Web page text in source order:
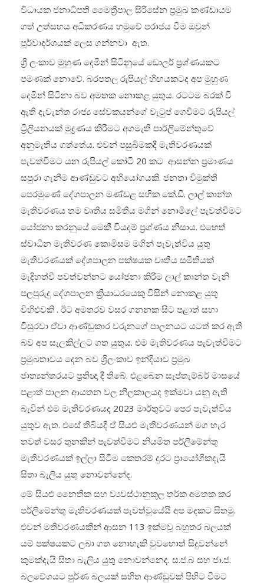
විධායක ජනාධිපති මෛත්‍රීපාල සිරිසේන ප්‍රමුඛ කණ්ඩායම
ගත් උත්සහය අධිකරණය හමුවේ පරාජය වීම ඔවුන්
පූර්වාදර්ශයක් ලෙස ගන්නවා ඇත.
ශ්‍රී ලංකාව මුහුණ දෙමින් සිටිනුයේ ඩොලර් ප්‍රශ්ණයකට
පමණක් නොවේ. බරපතල රුපියල් හිඟයකටද අප මුහුණ
දෙමින් සිටිනා බව අමතක නොකළ යුතුය. රටටම බරක් වී
ඇති දැවැන්ත රාජ්‍ය සේවකයන්ගේ වැටුප් ගෙවීමට රුපියල්
ට්‍රිලියනයක් මුද්‍රණය කිරීමට අගමැති පාර්ලිමේන්තුවේ
අනුමැතිය ගත්තේය. එවන් පසුබිමකදී මැතිවරණයක්
පැවත්වීමට යන රුපියල් කෝටි 20 කට ආසන්න ප්‍රමාණය
සපුරා ගැනීම ආණ්ඩුවට අභියෝගයකි. ජනතා විමුක්ති
පෙරමුණේ දේශපාලන මණ්ඩළ සභික කේ.ඩී. ලාල් කාන්ත
මැතිවරණය තම වෘතීය සමිතිය මගින් නොමිලේ පැවත්වීමට
යෝජනා කරනුයේ මෙකී වියදම් ප්‍රශ්ණය නිසාය. එහෙත්
ස්වාධීන මැතිවරණ කොමිසම මගින් පැවැත්විය යුතු
මැතිවරණයක් දේශපාලන පක්ෂයක වෘතීය සමිතියක්
මැදිහත්වී පවත්වන්නට යෝජනා කිරීම ලාල් කාන්ත වැනි
පලපුරුදු දේශපාලන ක්‍රියාධරයෙකු විසින් නොකළ යුතු
විහිළුවකි . ඊට අමතරව වසර ගනනක සිට පළාත් සභා
විසුරවා ඒවා ආණ්ඩුකාර වරුනගේ පාලනයට යටත් කර ඇති
බව අප සැලකිල්ලට ගත යුතුය. එම මැතිවරණය පැවැත්වීමට
ප්‍රමුඛතාවය දෙන බව ශ්‍රිලංකාව ඉන්දියාව ප්‍රමුඛ
ජාත්‍යන්තරයට ප්‍රතිඥා දී තිබේ. එළබෙන සැප්තැම්බර් මාසයේ
පළාත් පාලන ආයතන වල නිලකාලයද ඉක්මවා යනු ඇති
බැවින් එම මැතිවරණයද 2023 මාර්තුවට පෙර පැවැත්විය
යුතුව ඇත. එසේ තිබියදී ඒ සියළු මැතිවරණයන් මග හැර
තවත් වසර තුනකින් පැවත්වීමට නියමිත පර්ලිමේන්තු
මැතිවරණයක් ඉල්ලා සිටීම කෙතරම් දුරට ප්‍රායෝගිකදැයි
සිතා බැලිය යුතු නොවන්නේද.
මේ සියළු නෛතික සහ ව්‍යවස්ථානුකූල ත‍ර්ක අමතක කර
පර්ලිමේන්තු මැතිවරණයක් පැවත්වූයේයි අප මදකට සිතමු.
එවන් මතිවරණයකින් ආසන 113 ඉක්මවූ බහුතර බලයක්
යම් පක්ෂයකට ලබා ගත නොහැකි වුවහොත් සිදුවන්නේ
කුමක්දැයි සිතා බැලිය යුතු නොවන්නෙද. ස.ජ.බ සහ ජා.ජ.
බලවේගයට පුර්ණ බලයක් සහිත ආණ්ඩුවක් පිහිට වීමට